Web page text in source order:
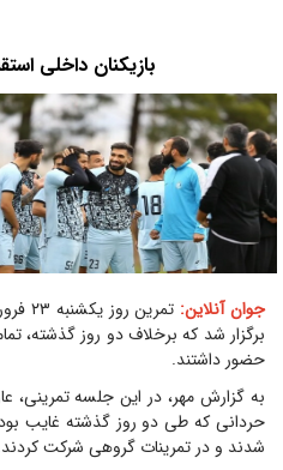
بازیکنان داخلی
جوان آنلاین:
برگزار شد که برخلاف دو روز گذشته،
حضور داشتند.
به گزارش مهر، در این جلسه تمرینی،
حردانی که طی دو روز گذشته غایب
شدند و در تمرینات گروهی شرکت